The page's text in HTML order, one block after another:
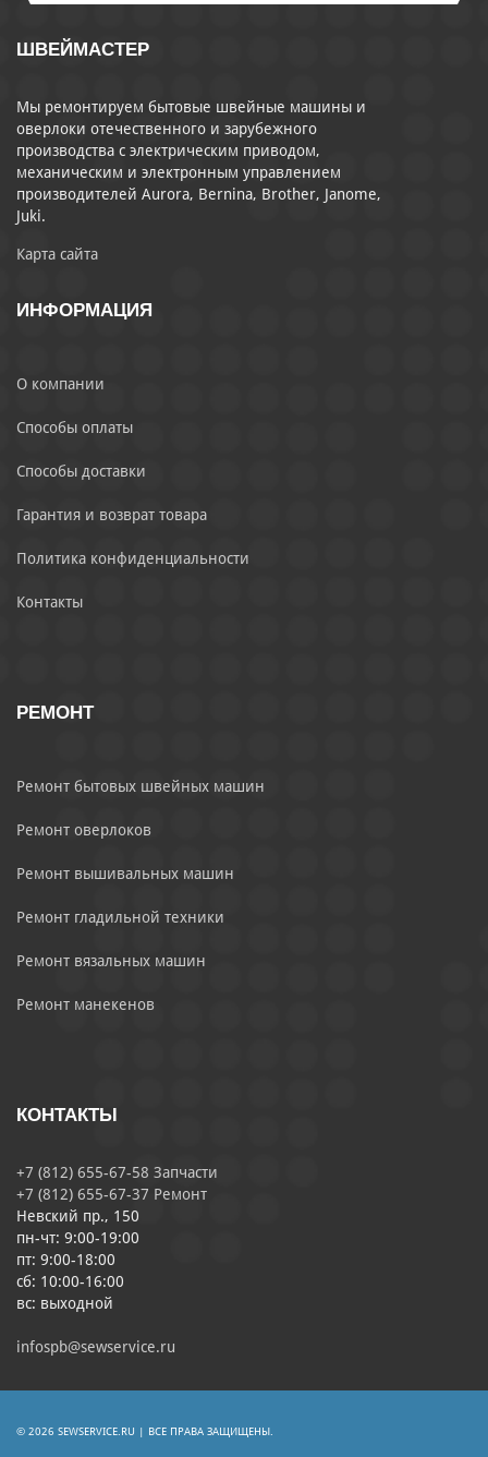
ШВЕЙМАСТЕР
Мы ремонтируем бытовые швейные машины и
оверлоки отечественного и зарубежного
производства с электрическим приводом,
механическим и электронным управлением
производителей Aurora, Bernina, Brother, Janome,
Juki.
Карта сайта
ИНФОРМАЦИЯ
О компании
Способы оплаты
Способы доставки
Гарантия и возврат товара
Политика конфиденциальности
Контакты
РЕМОНТ
Ремонт бытовых швейных машин
Ремонт оверлоков
Ремонт вышивальных машин
Ремонт гладильной техники
Ремонт вязальных машин
Ремонт манекенов
КОНТАКТЫ
+7 (812) 655-67-58 Запчасти
+7 (812) 655-67-37 Ремонт
Невский пр., 150
пн-чт: 9:00-19:00
пт: 9:00-18:00
сб: 10:00-16:00
вс: выходной
infospb@sewservice.ru
© 2026 SEWSERVICE.RU | ВСЕ ПРАВА ЗАЩИЩЕНЫ.